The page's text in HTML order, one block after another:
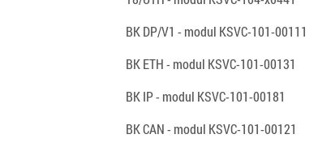
BK DP/V1 - modul KSVC-101-00111
BK ETH - modul KSVC-101-00131
BK IP - modul KSVC-101-00181
BK CAN - modul KSVC-101-00121